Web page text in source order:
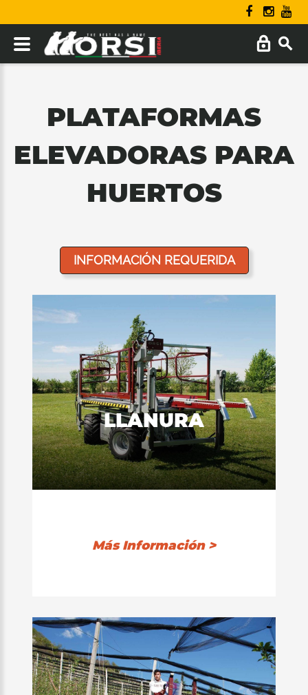
PLATAFORMAS
ELEVADORAS PARA
HUERTOS
INFORMACIÓN REQUERIDA
LLANURA
Más Información >